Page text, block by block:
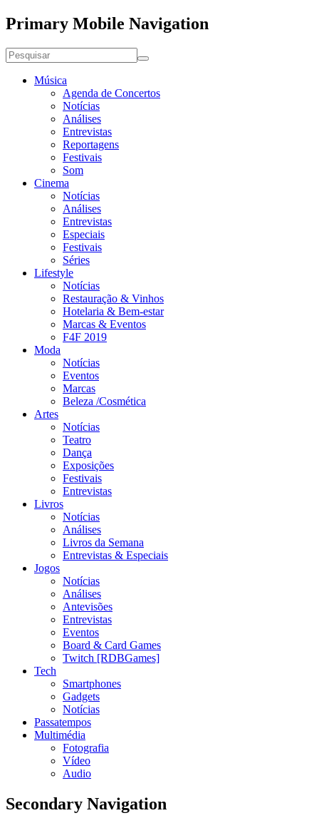
Primary Mobile Navigation
Música
Agenda de Concertos
Notícias
Análises
Entrevistas
Reportagens
Festivais
Som
Cinema
Notícias
Análises
Entrevistas
Especiais
Festivais
Séries
Lifestyle
Notícias
Restauração & Vinhos
Hotelaria & Bem-estar
Marcas & Eventos
F4F 2019
Moda
Notícias
Eventos
Marcas
Beleza /Cosmética
Artes
Notícias
Teatro
Dança
Exposições
Festivais
Entrevistas
Livros
Notícias
Análises
Livros da Semana
Entrevistas & Especiais
Jogos
Notícias
Análises
Antevisões
Entrevistas
Eventos
Board & Card Games
Twitch [RDBGames]
Tech
Smartphones
Gadgets
Notícias
Passatempos
Multimédia
Fotografia
Vídeo
Audio
Secondary Navigation